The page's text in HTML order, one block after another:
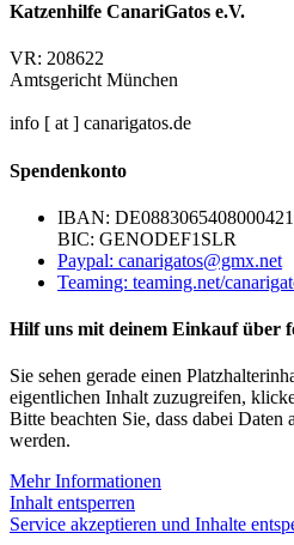
Katzenhilfe CanariGatos e.V.
VR: 208622
Amtsgericht München
info [ at ] canarigatos.de
Spendenkonto
IBAN:
BIC: GENODEF1SLR
Paypal: canarigatos@gmx.net
Teaming: teaming.net/
Hilf uns mit deinem Einkauf über
Sie sehen gerade einen
eigentlichen Inhalt zuzugreifen,
Bitte beachten Sie, dass dabei
werden.
Mehr Informationen
Inhalt entsperren
Service akzeptieren und Inhalte